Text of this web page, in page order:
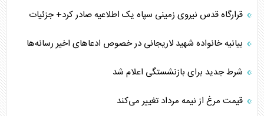
قرارگاه قدس نیروی زمینی سپاه یک اطلاعیه صادر کرد+ جزئیات
بیانیه خانواده شهید لاریجانی در خصوص ادعاهای اخیر رسانه‌ها
شرط جدید برای بازنشستگی اعلام شد
قیمت مرغ از نیمه مرداد تغییر می‌کند